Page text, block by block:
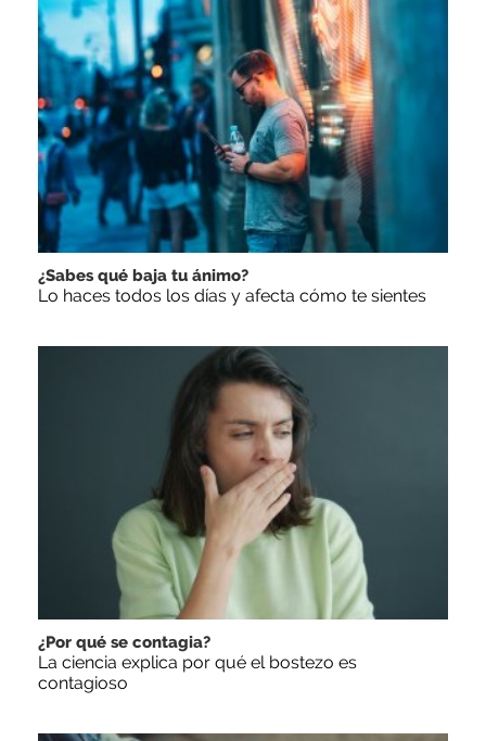
¿Sabes qué baja tu ánimo?
Lo haces todos los días y afecta cómo te sientes
¿Por qué se contagia?
La ciencia explica por qué el bostezo es
contagioso